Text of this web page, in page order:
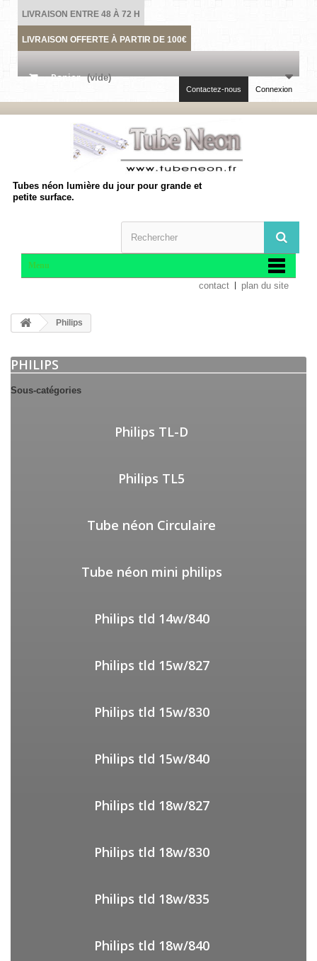
LIVRAISON ENTRE 48 À 72 H
LIVRAISON OFFERTE À PARTIR DE 100€
Panier (vide)
Connexion
Contactez-nous
Tubes néon lumière du jour pour grande et
petite surface.
Menu
contact plan du site
Philips
PHILIPS
Sous-catégories
Philips TL-D
Philips TL5
Tube néon Circulaire
Tube néon mini philips
Philips tld 14w/840
Philips tld 15w/827
Philips tld 15w/830
Philips tld 15w/840
Philips tld 18w/827
Philips tld 18w/830
Philips tld 18w/835
Philips tld 18w/840